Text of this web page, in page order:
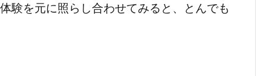
験を元に照らし合わせてみると、とんでも